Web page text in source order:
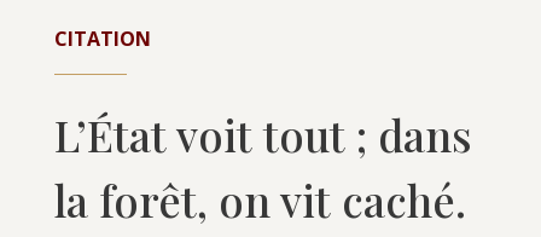
CITATION
L’État voit tout ; dans
la forêt, on vit caché.